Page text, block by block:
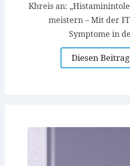
Khreis an:
meistern – Mit der
Symptome in
Diesen